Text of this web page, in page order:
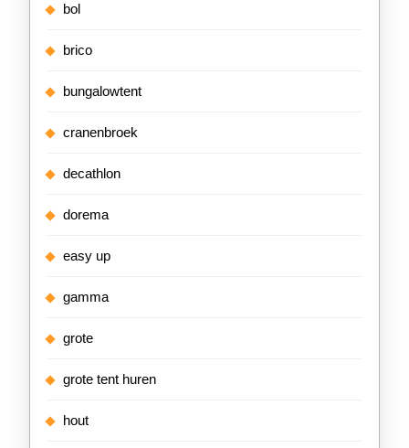
bol
brico
bungalowtent
cranenbroek
decathlon
dorema
easy up
gamma
grote
grote tent huren
hout